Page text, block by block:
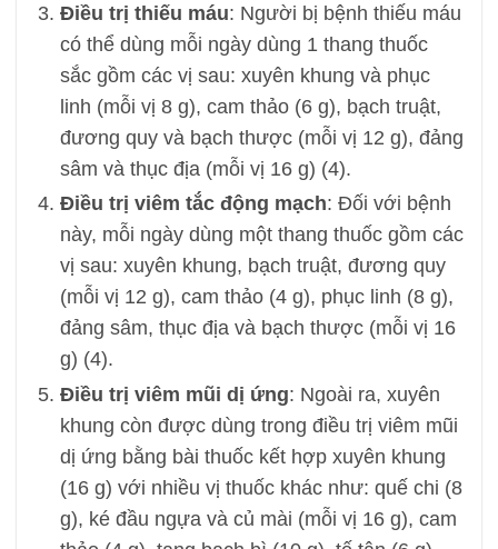
Điều trị thiếu máu: Người bị bệnh thiếu máu
có thể dùng mỗi ngày dùng 1 thang thuốc
sắc gồm các vị sau: xuyên khung và phục
linh (mỗi vị 8 g), cam thảo (6 g), bạch truật,
đương quy và bạch thược (mỗi vị 12 g), đảng
sâm và thục địa (mỗi vị 16 g) (4).
Điều trị viêm tắc động mạch: Đối với bệnh
này, mỗi ngày dùng một thang thuốc gồm các
vị sau: xuyên khung, bạch truật, đương quy
(mỗi vị 12 g), cam thảo (4 g), phục linh (8 g),
đảng sâm, thục địa và bạch thược (mỗi vị 16
g) (4).
Điều trị viêm mũi dị ứng: Ngoài ra, xuyên
khung còn được dùng trong điều trị viêm mũi
dị ứng bằng bài thuốc kết hợp xuyên khung
(16 g) với nhiều vị thuốc khác như: quế chi (8
g), ké đầu ngựa và củ mài (mỗi vị 16 g), cam